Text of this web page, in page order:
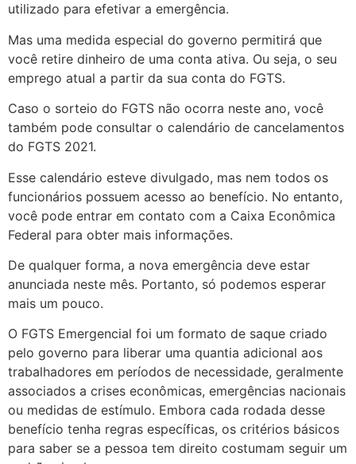
utilizado para efetivar a emergência.
Mas uma medida especial do governo permitirá que
você retire dinheiro de uma conta ativa. Ou seja, o seu
emprego atual a partir da sua conta do FGTS.
Caso o sorteio do FGTS não ocorra neste ano, você
também pode consultar o calendário de cancelamentos
do FGTS 2021.
Esse calendário esteve divulgado, mas nem todos os
funcionários possuem acesso ao benefício. No entanto,
você pode entrar em contato com a Caixa Econômica
Federal para obter mais informações.
De qualquer forma, a nova emergência deve estar
anunciada neste mês. Portanto, só podemos esperar
mais um pouco.
O FGTS Emergencial foi um formato de saque criado
pelo governo para liberar uma quantia adicional aos
trabalhadores em períodos de necessidade, geralmente
associados a crises econômicas, emergências nacionais
ou medidas de estímulo. Embora cada rodada desse
benefício tenha regras específicas, os critérios básicos
para saber se a pessoa tem direito costumam seguir um